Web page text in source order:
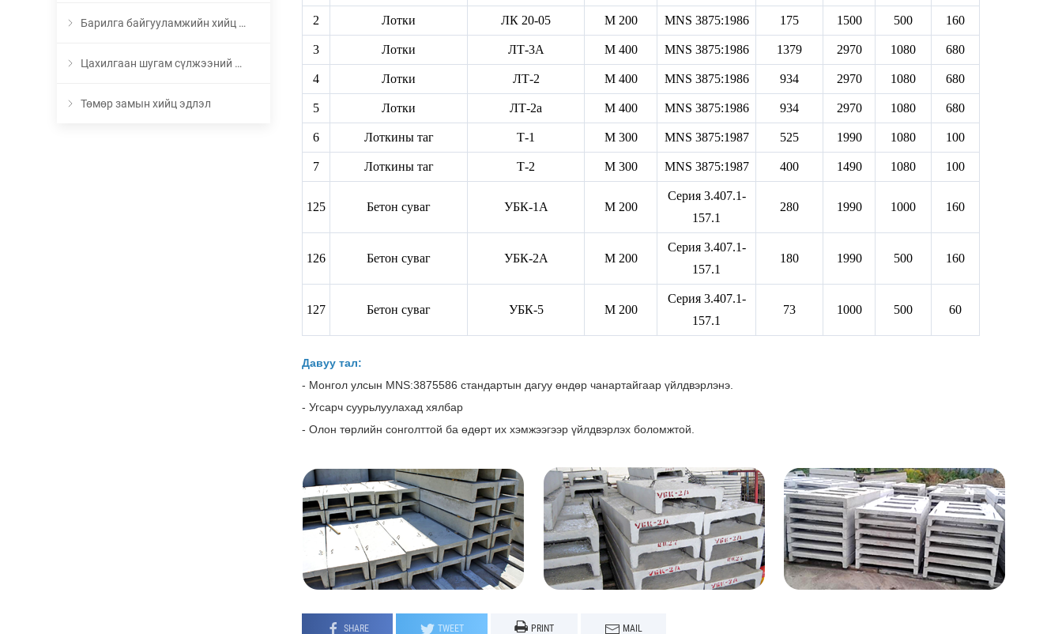
Барилга байгууламжийн хийц эдлэл
Цахилгаан шугам сүлжээний хийц эдлэл
Төмөр замын хийц эдлэл
2 Лотки ЛК 20-05 М 200 MNS 3875:1986 175 1500 500 160
3 Лотки ЛТ-3А М 400 MNS 3875:1986 1379 2970 1080 680
4 Лотки ЛТ-2 М 400 MNS 3875:1986 934 2970 1080 680
5 Лотки ЛТ-2а М 400 MNS 3875:1986 934 2970 1080 680
6 Лоткины таг Т-1 М 300 MNS 3875:1987 525 1990 1080 100
7 Лоткины таг Т-2 М 300 MNS 3875:1987 400 1490 1080 100
125 Бетон суваг УБК-1А М 200
Серия 3.407.1-
157.1
280 1990 1000 160
126 Бетон суваг УБК-2А М 200
Серия 3.407.1-
157.1
180 1990 500 160
127 Бетон суваг УБК-5 М 200
Серия 3.407.1-
157.1
73 1000 500 60
Давуу тал:
- Монгол улсын MNS:3875586 стандартын дагуу өндөр чанартайгаар үйлдвэрлэнэ.
- Угсарч суурьлуулахад хялбар
- Олон төрлийн сонголттой ба өдөрт их хэмжээгээр үйлдвэрлэх боломжтой.
SHARE TWEET PRINT MAIL